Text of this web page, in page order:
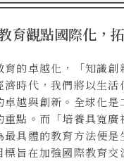
育觀點國際化，
的卓越化，「知識
時代，我們將以生
越與創新。全球化
點。而「培養具寬
具體的教育方法便
旨在加強國際教育